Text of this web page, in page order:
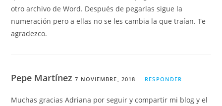
otro archivo de Word. Después de pegarlas sigue la
numeración pero a ellas no se les cambia la que traían. Te
agradezco.
Pepe Martínez7 NOVIEMBRE, 2018 RESPONDER
Muchas gracias Adriana por seguir y compartir mi blog y el